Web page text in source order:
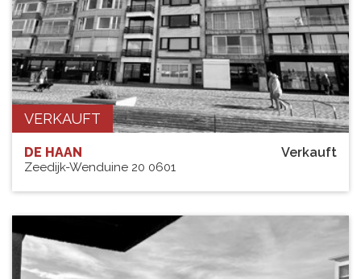
VERKAUFT
Verkauft
DE HAAN
Zeedijk-Wenduine 20 0601